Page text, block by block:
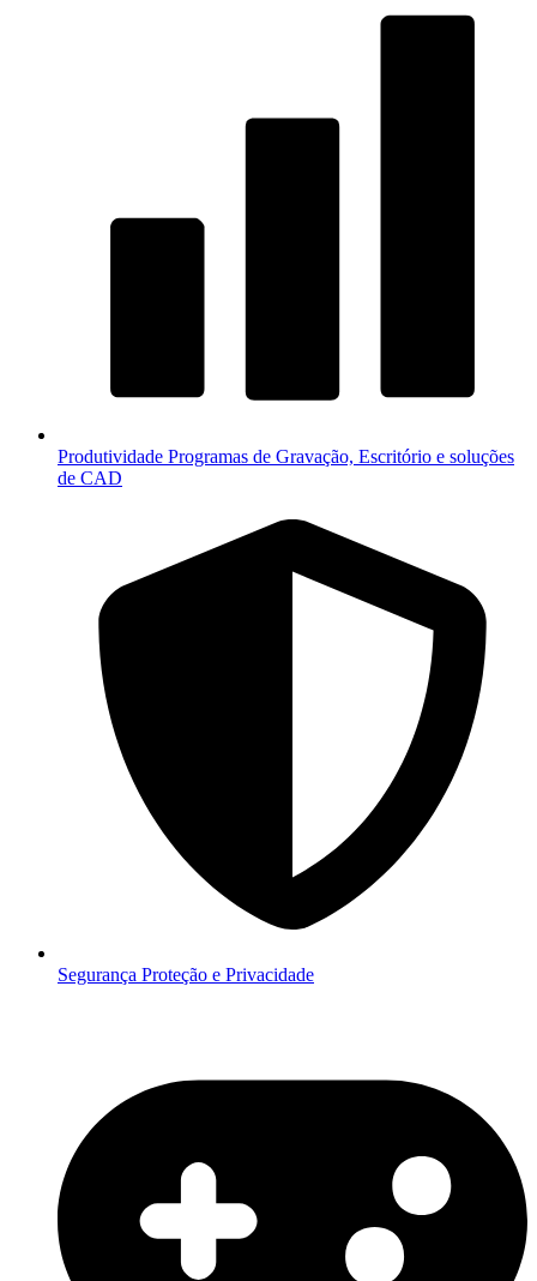
Produtividade Programas de Gravação, Escritório e soluções
de CAD
Segurança Proteção e Privacidade